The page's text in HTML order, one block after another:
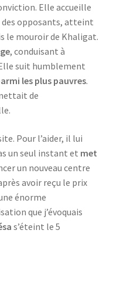
Elle accueille
des opposants, atteint
le mouroir de Khaligat.
, conduisant à
suit humblement
les plus pauvres.
de
Pour l’aider, il lui
un seul instant et met
un nouveau centre
avoir reçu le prix
énorme
que j’évoquais
s’éteint le 5